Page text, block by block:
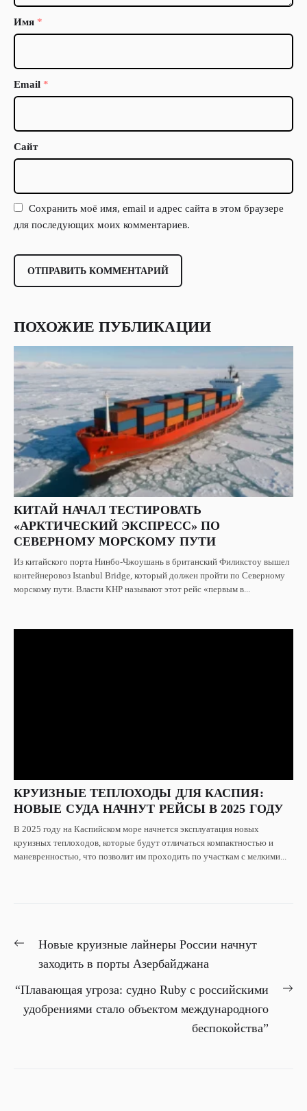
Имя *
Email *
Сайт
Сохранить моё имя, email и адрес сайта в этом браузере
для последующих моих комментариев.
ПОХОЖИЕ ПУБЛИКАЦИИ
КИТАЙ НАЧАЛ ТЕСТИРОВАТЬ
«АРКТИЧЕСКИЙ ЭКСПРЕСС» ПО
СЕВЕРНОМУ МОРСКОМУ ПУТИ
Из китайского порта Нинбо-Чжоушань в британский Филикстоу вышел
контейнеровоз Istanbul Bridge, который должен пройти по Северному
морскому пути. Власти КНР называют этот рейс «первым в...
КРУИЗНЫЕ ТЕПЛОХОДЫ ДЛЯ КАСПИЯ:
НОВЫЕ СУДА НАЧНУТ РЕЙСЫ В 2025 ГОДУ
В 2025 году на Каспийском море начнется эксплуатация новых
круизных теплоходов, которые будут отличаться компактностью и
маневренностью, что позволит им проходить по участкам с мелкими...
НАВИГАЦИЯ
ПО
ЗАПИСЯМ
PreviousНовые круизные лайнеры России начнут
заходить в порты Азербайджана
“Плавающая угроза: судно Ruby с российскими
удобрениями стало объектом международного
беспокойства”